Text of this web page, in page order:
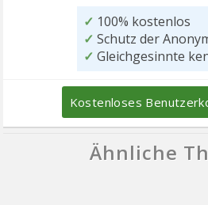
✓ 100% kostenlos
✓ Schutz der
✓ Gleichgesinnte
Kostenloses
Ähnliche